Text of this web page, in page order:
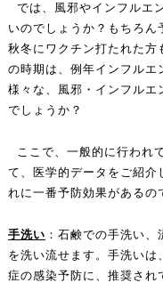
では、風邪やインフルエ
いのでしょうか？もちろん
秋冬にワクチン打たれた方
の時期は、例年インフルエ
様々な、風邪・インフルエ
でしょうか？
ここで、一般的に行われ
て、医学的データをご紹介
れに一番予防効果があるの
手洗い ：石鹸での手洗い
を洗い流せます。手洗い
症の感染予防に、推奨され